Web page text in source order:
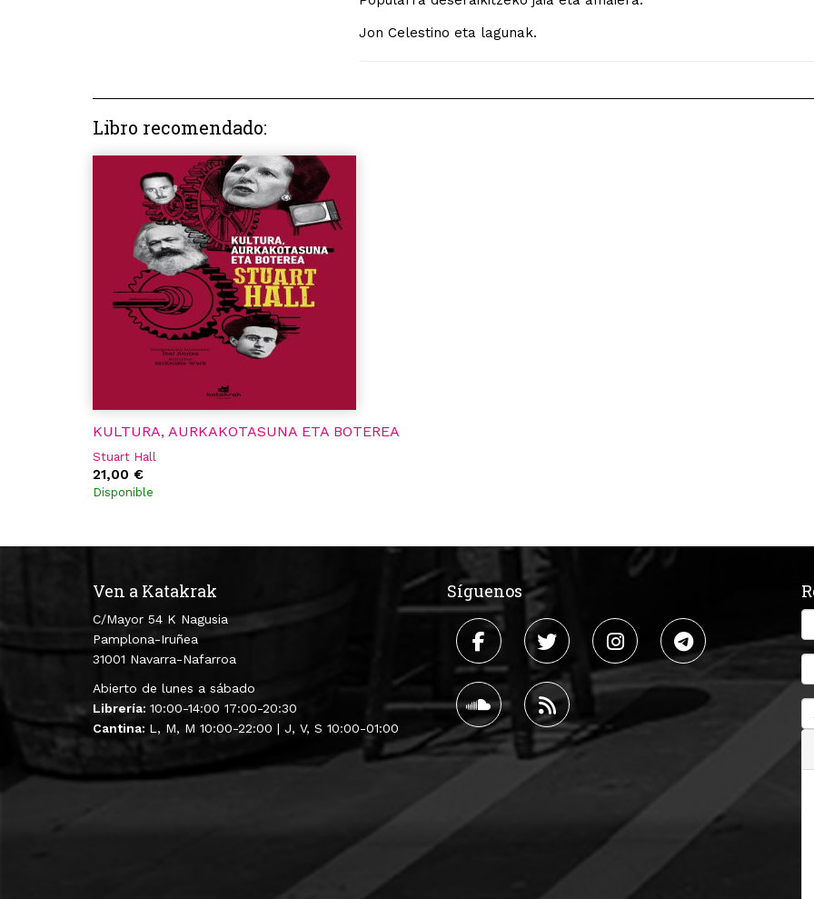
Jon Celestino eta lagunak.
Libro recomendado:
KULTURA, AURKAKOTASUNA ETA BOTEREA
Stuart Hall
21,00 €
Disponible
Ven a Katakrak
C/Mayor 54 K Nagusia
Pamplona-Iruñea
31001 Navarra-Nafarroa
Abierto de lunes a sábado
Librería: 10:00-14:00 17:00-20:30
Cantina: L, M, M 10:00-22:00 | J, V, S 10:00-01:00
Síguenos